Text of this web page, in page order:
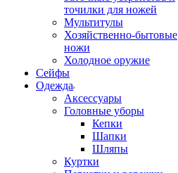
точилки для ножей
Мультитулы
Хозяйственно-бытовые
ножи
Холодное оружие
Сейфы
Одежда
Аксессуары
Головные уборы
Кепки
Шапки
Шляпы
Куртки